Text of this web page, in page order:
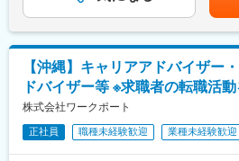
当社はテクノプロ・ホールディング
で30,041人の技術者が働いており
含めて289拠点）を設置し、日本で
人材サービスを提供しています。当
客に向けてサービスを提供しており
変更の範囲：会社の定める業務
■POINT：
【九州企業の採用パートナーを目指
する！その想いから16年前に創業
社。採用パートナーとして、最後ま
ません。
【地元九州に様々な視点から貢献】
採用から自治体との協業まで、様々
（年1回/6月 ※業績による）■各種
までも目安の金額であり、選考を通
す。月給(月額)は固定手当を含めた
【沖縄】キャリアアドバイザー
ドバイザー等 ※求職者の転職活
株式会社ワークポート
正社員 職種未経験歓迎 業種未経験歓迎